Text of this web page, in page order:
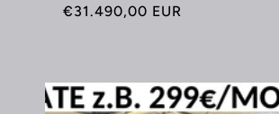
Normaler
€31.490,00 EUR